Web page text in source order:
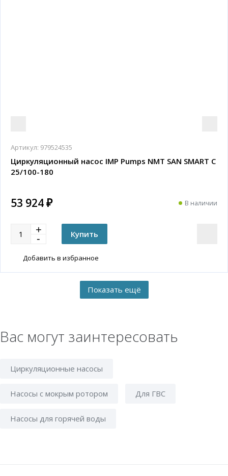
Артикул: 979524535
Циркуляционный насос IMP Pumps NMT SAN SMART C
25/100-180
53 924 ₽ В наличии
Добавить в избранное
Вас могут заинтересовать
Циркуляционные насосы
Насосы с мокрым ротором Для ГВС
Насосы для горячей воды